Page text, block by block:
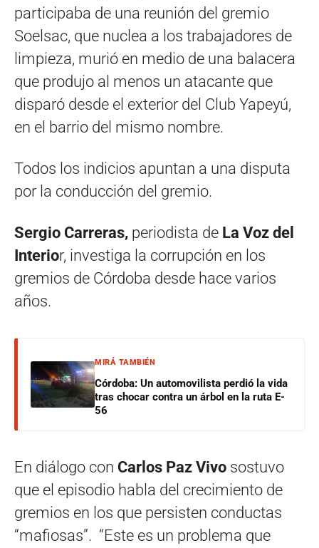
participaba de una reunión del gremio
Soelsac, que nuclea a los trabajadores de
limpieza, murió en medio de una balacera
que produjo al menos un atacante que
disparó desde el exterior del Club Yapeyú,
en el barrio del mismo nombre.
Todos los indicios apuntan a una disputa
por la conducción del gremio.
Sergio Carreras, periodista de La Voz del
Interior, investiga la corrupción en los
gremios de Córdoba desde hace varios
años.
MIRÁ TAMBIÉN
Córdoba: Un automovilista perdió la vida
tras chocar contra un árbol en la ruta E-
56
En diálogo con Carlos Paz Vivo sostuvo
que el episodio habla del crecimiento de
gremios en los que persisten conductas
“mafiosas”. “Este es un problema que